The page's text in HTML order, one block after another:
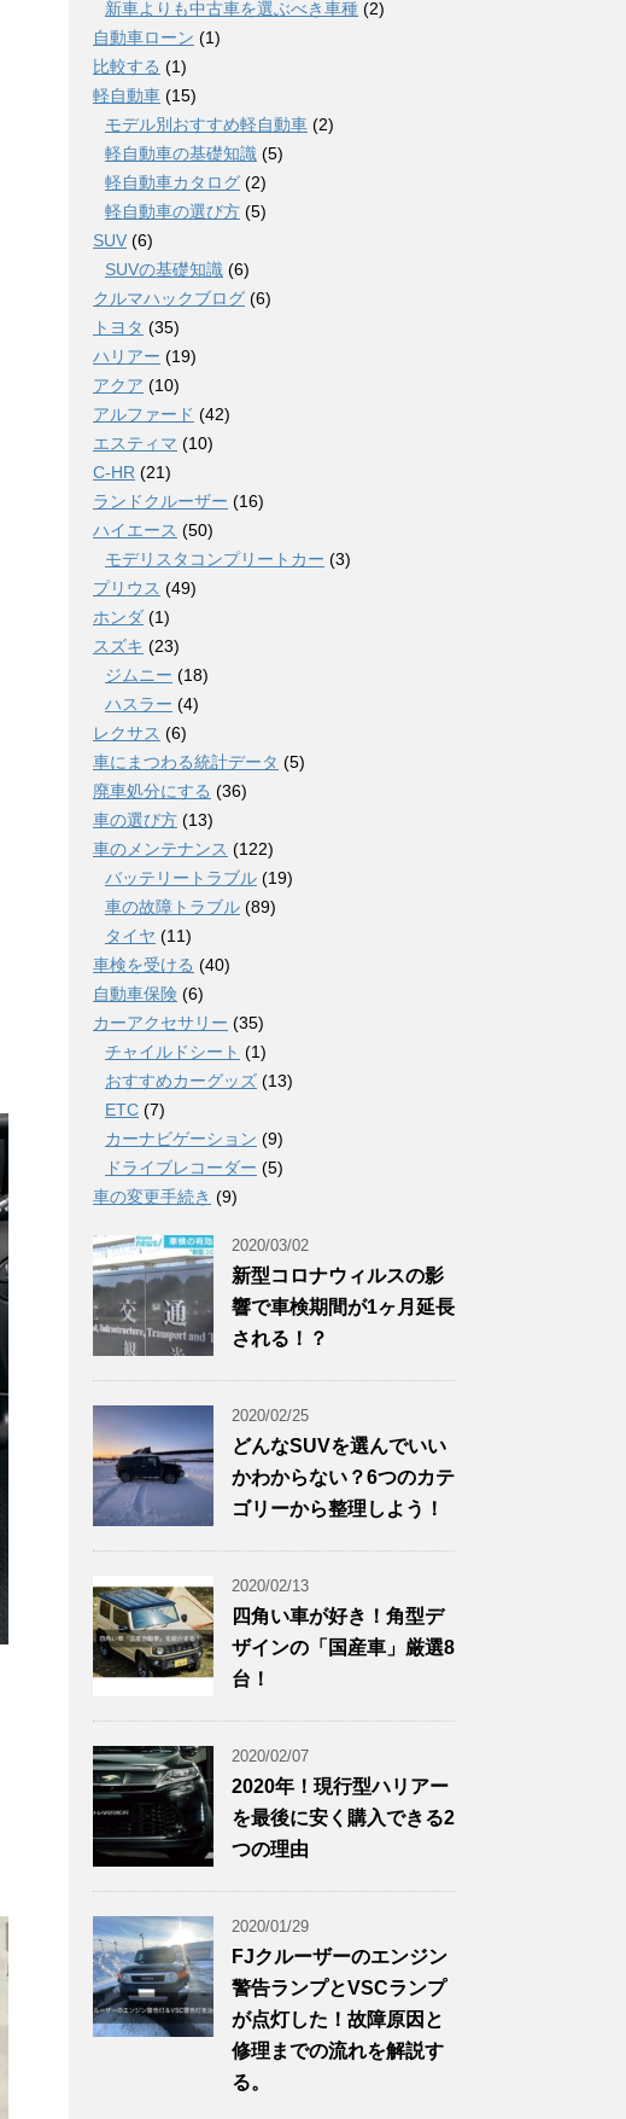
新車よりも中古車を選ぶべき車種 (2)
自動車ローン (1)
比較する (1)
軽自動車 (15)
モデル別おすすめ軽自動車 (2)
軽自動車の基礎知識 (5)
軽自動車カタログ (2)
軽自動車の選び方 (5)
SUV (6)
SUVの基礎知識 (6)
クルマハックブログ (6)
トヨタ (35)
ハリアー (19)
アクア (10)
アルファード (42)
エスティマ (10)
C-HR (21)
ランドクルーザー (16)
ハイエース (50)
モデリスタコンプリートカー (3)
プリウス (49)
ホンダ (1)
スズキ (23)
ジムニー (18)
ハスラー (4)
レクサス (6)
車にまつわる統計データ (5)
廃車処分にする (36)
車の選び方 (13)
車のメンテナンス (122)
バッテリートラブル (19)
車の故障トラブル (89)
タイヤ (11)
車検を受ける (40)
自動車保険 (6)
カーアクセサリー (35)
チャイルドシート (1)
おすすめカーグッズ (13)
ETC (7)
カーナビゲーション (9)
ドライブレコーダー (5)
車の変更手続き (9)
2020/03/02
新型コロナウィルスの影
響で車検期間が1ヶ月延長
される！？
2020/02/25
どんなSUVを選んでいい
かわからない？6つのカテ
ゴリーから整理しよう！
2020/02/13
四角い車が好き！角型デ
ザインの「国産車」厳選8
台！
2020/02/07
2020年！現行型ハリアー
を最後に安く購入できる2
つの理由
2020/01/29
FJクルーザーのエンジン
警告ランプとVSCランプ
が点灯した！故障原因と
修理までの流れを解説す
る。